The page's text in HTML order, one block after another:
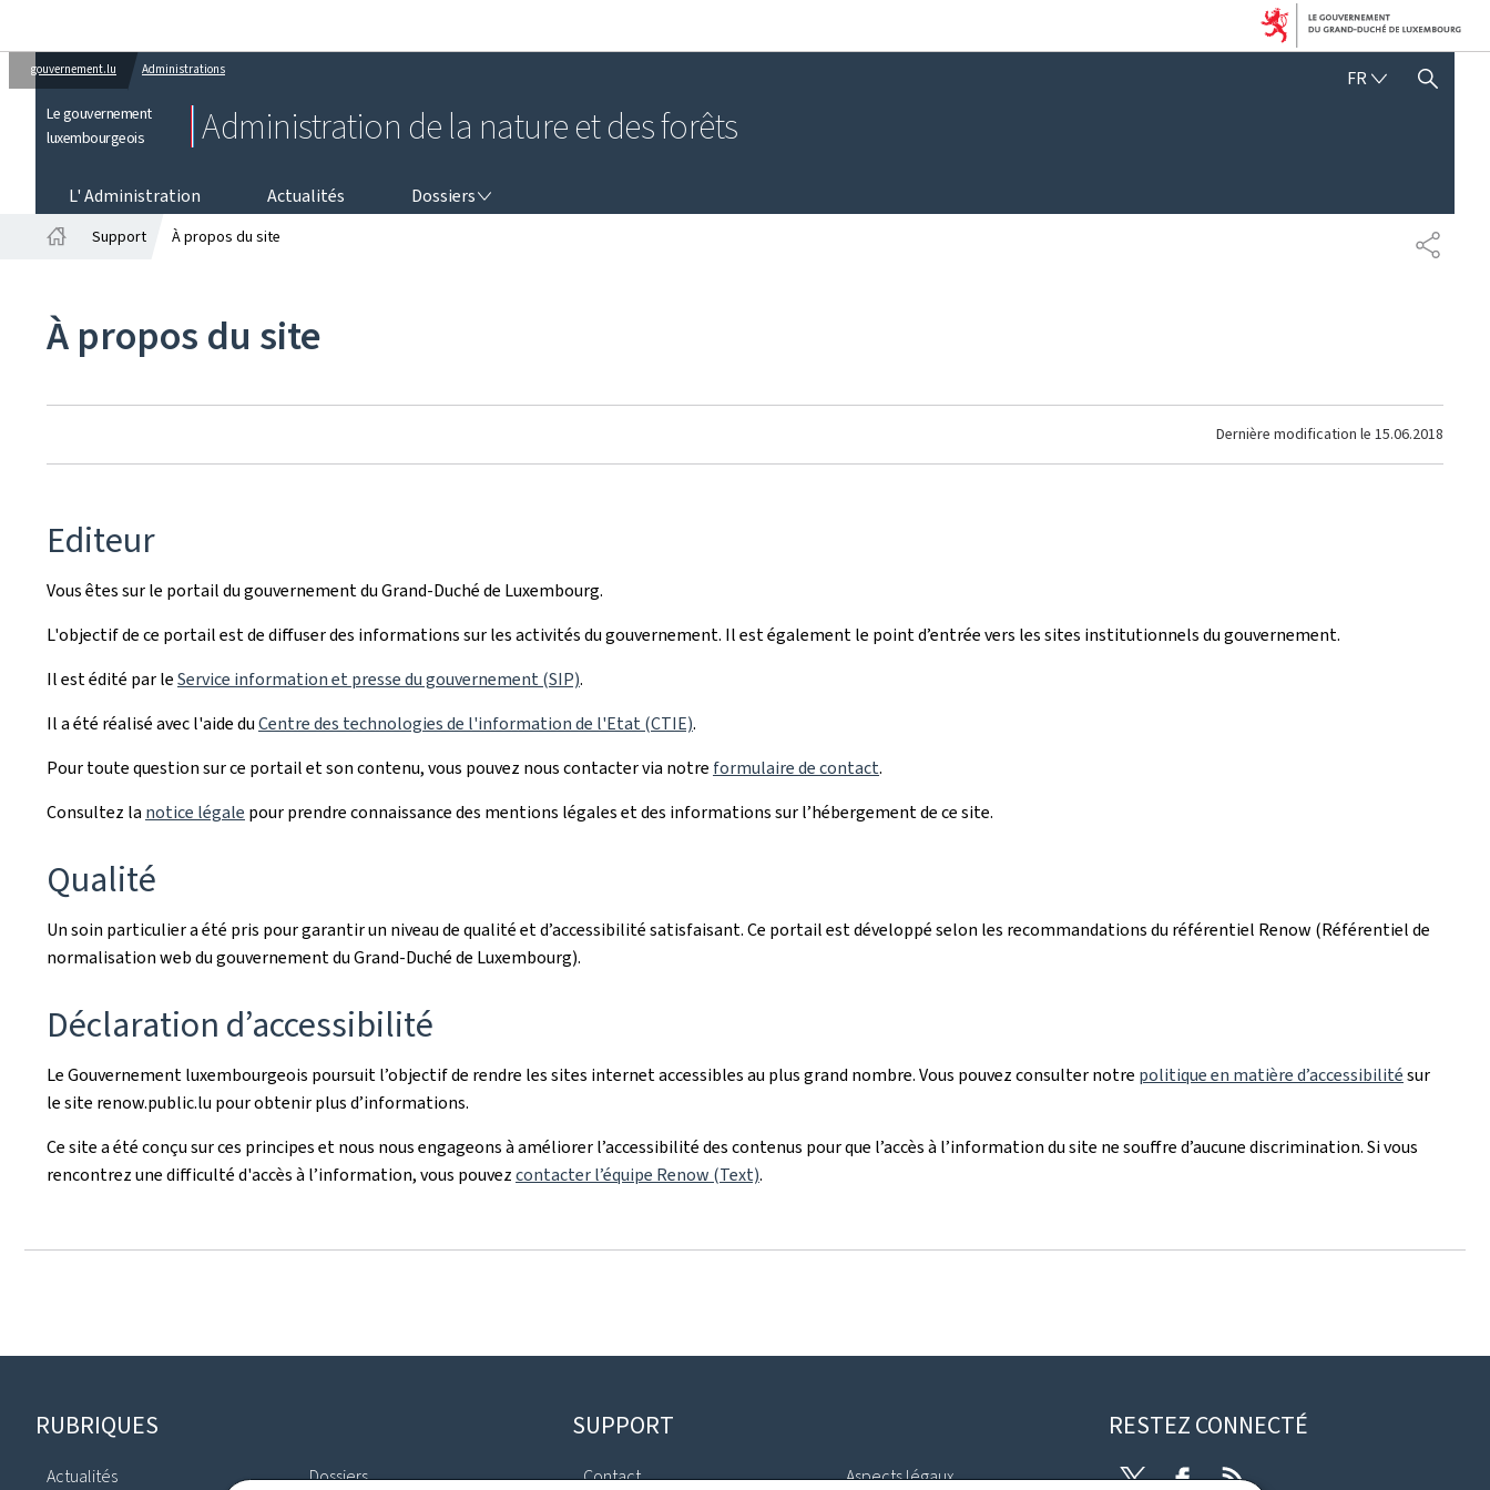
gouvernement.lu Administrations
Le gouvernement
luxembourgeois
Administration de la nature et des forêts
FRFRANÇAIS
AFFICHER / MASQUER
L' Administration Actualités Dossiers
Support À propos du site
À propos du site
Dernière modification le 15.06.2018
Editeur
Vous êtes sur le portail du gouvernement du Grand-Duché de Luxembourg.
L'objectif de ce portail est de diffuser des informations sur les activités du gouvernement. Il est également le point d’entrée vers les sites institutionnels du gouvernement.
Il est édité par leService information et presse du gouvernement (SIP).
Il a été réalisé avec l'aide duCentre des technologies de l'information de l'Etat (CTIE).
Pour toute question sur ce portail et son contenu, vous pouvez nous contacter via notre formulaire de contact.
Consultez la notice légale pour prendre connaissance des mentions légales et des informations sur l’hébergement de ce site.
Qualité
Un soin particulier a été pris pour garantir un niveau de qualité et d’accessibilité satisfaisant. Ce portail est développé selon les recommandations du référentiel Renow (Référentiel de
normalisation web du gouvernement du Grand-Duché de Luxembourg).
Déclaration d’accessibilité
Le Gouvernement luxembourgeois poursuit l’objectif de rendre les sites internet accessibles au plus grand nombre. Vous pouvez consulter notre politique en matière d’accessibilitésur
le site renow.public.lu pour obtenir plus d’informations.
Ce site a été conçu sur ces principes et nous nous engageons à améliorer l’accessibilité des contenus pour que l’accès à l’information du site ne souffre d’aucune discrimination. Si vous
rencontrez une difficulté d'accès à l’information, vous pouvezcontacter l’équipe Renow (Text).
Pied
de
RUBRIQUES
Actualités Dossiers
SUPPORT
Contact Aspects légaux
RESTEZ CONNECTÉ
TwitterFacebook
RSS